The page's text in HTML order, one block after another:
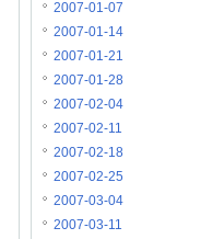
2007-01-07
2007-01-14
2007-01-21
2007-01-28
2007-02-04
2007-02-11
2007-02-18
2007-02-25
2007-03-04
2007-03-11